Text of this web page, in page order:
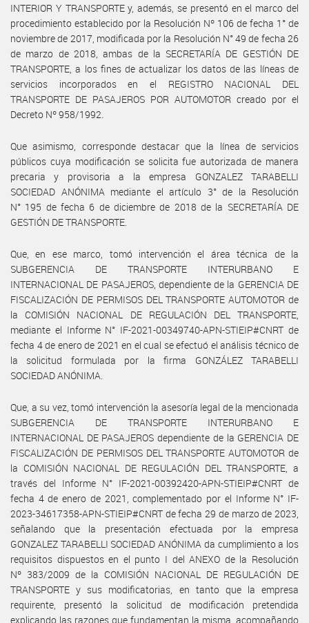
INTERIOR Y TRANSPORTE y, además, se presentó en el marco del
procedimiento establecido por la Resolución Nº 106 de fecha 1° de
noviembre de 2017, modificada por la Resolución N° 49 de fecha 26
de marzo de 2018, ambas de la SECRETARÍA DE GESTIÓN DE
TRANSPORTE, a los fines de actualizar los datos de las líneas de
servicios incorporados en el REGISTRO NACIONAL DEL
TRANSPORTE DE PASAJEROS POR AUTOMOTOR creado por el
Decreto Nº 958/1992.
Que asimismo, corresponde destacar que la línea de servicios
públicos cuya modificación se solicita fue autorizada de manera
precaria y provisoria a la empresa GONZALEZ TARABELLI
SOCIEDAD ANÓNIMA mediante el artículo 3° de la Resolución
N° 195 de fecha 6 de diciembre de 2018 de la SECRETARÍA DE
GESTIÓN DE TRANSPORTE.
Que, en ese marco, tomó intervención el área técnica de la
SUBGERENCIA DE TRANSPORTE INTERURBANO E
INTERNACIONAL DE PASAJEROS, dependiente de la GERENCIA DE
FISCALIZACIÓN DE PERMISOS DEL TRANSPORTE AUTOMOTOR de
la COMISIÓN NACIONAL DE REGULACIÓN DEL TRANSPORTE,
mediante el Informe N° IF-2021-00349740-APN-STIEIP#CNRT de
fecha 4 de enero de 2021 en el cual se efectuó el análisis técnico de
la solicitud formulada por la firma GONZÁLEZ TARABELLI
SOCIEDAD ANÓNIMA.
Que, a su vez, tomó intervención la asesoría legal de la mencionada
SUBGERENCIA DE TRANSPORTE INTERURBANO E
INTERNACIONAL DE PASAJEROS dependiente de la GERENCIA DE
FISCALIZACIÓN DE PERMISOS DEL TRANSPORTE AUTOMOTOR de
la COMISIÓN NACIONAL DE REGULACIÓN DEL TRANSPORTE, a
través del Informe N° IF-2021-00392420-APN-STIEIP#CNRT de
fecha 4 de enero de 2021, complementado por el Informe N° IF-
2023-34617358-APN-STIEIP#CNRT de fecha 29 de marzo de 2023,
señalando que la presentación efectuada por la empresa
GONZALEZ TARABELLI SOCIEDAD ANÓNIMA da cumplimiento a los
requisitos dispuestos en el punto I del ANEXO de la Resolución
Nº 383/2009 de la COMISIÓN NACIONAL DE REGULACIÓN DE
TRANSPORTE y sus modificatorias, en tanto que la empresa
requirente, presentó la solicitud de modificación pretendida
explicando las razones que fundamentan la misma, acompañando